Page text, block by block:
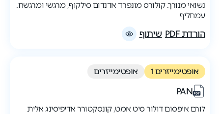
נשואי מנורך. קולורס מונפרד אדנדום סילקוף, מרגשי ומרגשח.
עמחליף
הורדת PDF שיתוף
אופטימייזרים 1 אופטימייזרים
PAN
לורם איפסום דולור סיט אמט, קונסקטורר אדיפיסינג אלית